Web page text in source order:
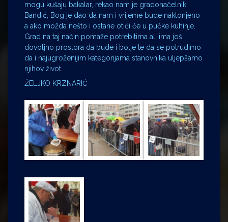
mogu kušaju bakalar, rekao nam je gradonačelnik
Bandić, Bog je dao da nam i vrijeme bude naklonjeno
a ako možda nešto i ostane otići će u pučke kuhinje.
Grad na taj način pomaže potrebitima ali ima još
dovoljno prostora da bude i bolje te da se potrudimo
da i najugroženijim kategorijama stanovnika uljepšamo
njihov život.
ŽELJKO KRZNARIĆ